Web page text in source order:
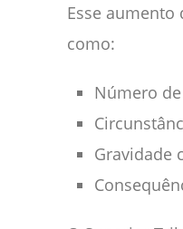
Esse aumento
como:
Número
Gravidade